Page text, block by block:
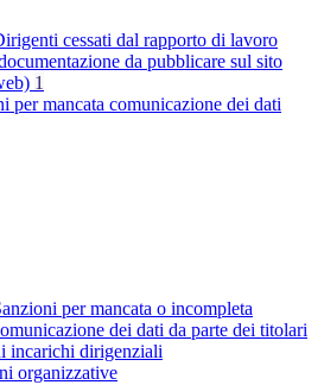
cessati dal rapporto di lavoro
da pubblicare sul sito
1
per mancata comunicazione dei dati
per mancata o incompleta
dei dati da parte dei titolari
incarichi dirigenziali
organizzative